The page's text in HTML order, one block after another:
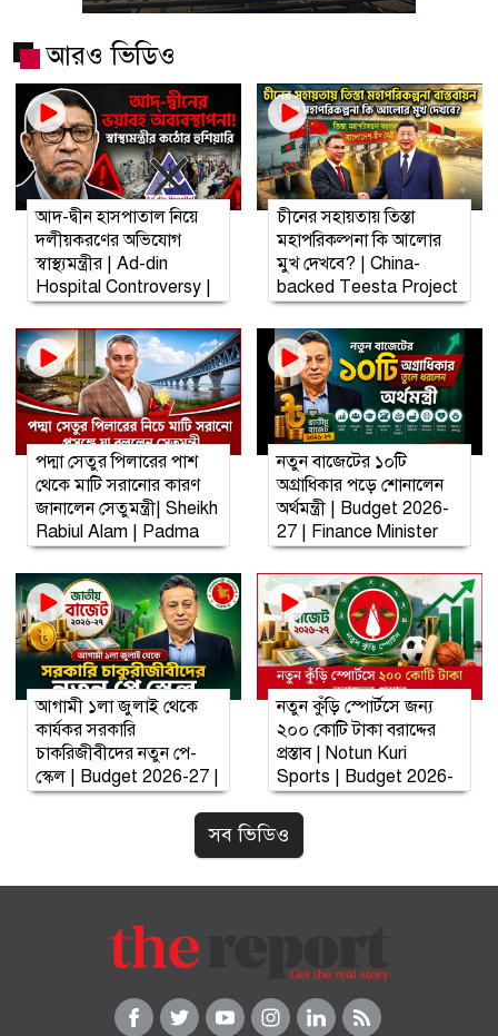
আরও ভিডিও
আদ-দ্বীন হাসপাতাল নিয়ে
দলীয়করণের অভিযোগ
স্বাস্থ্যমন্ত্রীর | Ad-din
Hospital Controversy |
চীনের সহায়তায় তিস্তা
মহাপরিকল্পনা কি আলোর
মুখ দেখবে? | China-
backed Teesta Project
| The Report Live
পদ্মা সেতুর পিলারের পাশ
থেকে মাটি সরানোর কারণ
জানালেন সেতুমন্ত্রী| Sheikh
Rabiul Alam | Padma
Bridge
নতুন বাজেটের ১০টি
অগ্রাধিকার পড়ে শোনালেন
অর্থমন্ত্রী | Budget 2026-
27 | Finance Minister
আগামী ১লা জুলাই থেকে
কার্যকর সরকারি
চাকরিজীবীদের নতুন পে-
স্কেল | Budget 2026-27 |
Govt employees
নতুন কুঁড়ি স্পোর্টসে জন্য
২০০ কোটি টাকা বরাদ্দের
প্রস্তাব | Notun Kuri
Sports | Budget 2026-
27
সব ভিডিও